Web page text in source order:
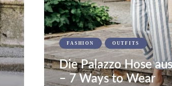
FASHION OUTFITS
Die Palazzo Hose
– 7 Ways to Wear